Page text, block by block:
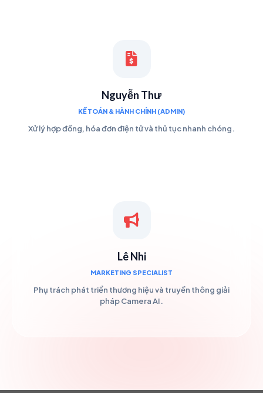
Nguyễn Thư
KẾ TOÁN & HÀNH CHÍNH (ADMIN)
Xử lý hợp đồng, hóa đơn điện tử và thủ tục nhanh chóng.
Lê Nhi
MARKETING SPECIALIST
Phụ trách phát triển thương hiệu và truyền thông giải
pháp Camera AI.